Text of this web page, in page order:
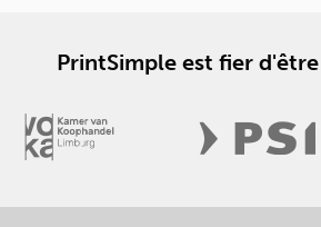
PrintSimple est fier